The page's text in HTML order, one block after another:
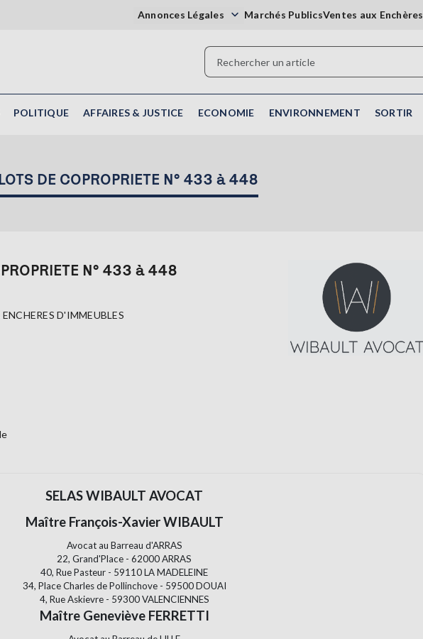
Annonces Légales Marchés PublicsVentes aux Enchères
POLITIQUE AFFAIRES & JUSTICE ECONOMIE ENVIRONNEMENT SORTIR
DE COPROPRIETE N° 433 à 448
N° 433 à 448
D'IMMEUBLES
SELAS WIBAULT AVOCAT
Maître François-Xavier WIBAULT
Avocat au Barreau d'ARRAS
22, Grand'Place - 62000 ARRAS
40, Rue Pasteur - 59110 LA MADELEINE
34, Place Charles de Pollinchove - 59500 DOUAI
4, Rue Askievre - 59300 VALENCIENNES
Maître Geneviève FERRETTI